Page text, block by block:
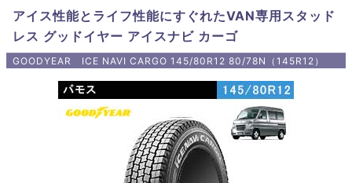
アイス性能とライフ性能にすぐれたVAN専用スタッド
レス グッドイヤー アイスナビ カーゴ
GOODYEAR ICE NAVI CARGO 145/80R12 80/78N（145R12）